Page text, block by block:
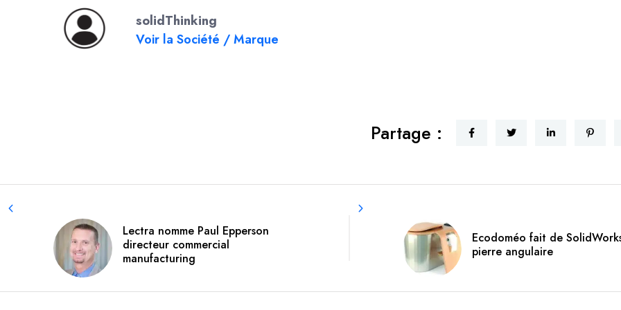
solidThinking
Voir la Société / Marque
Partage :
Lectra nomme Paul Epperson
directeur commercial
manufacturing
Ecodoméo fait de
pierre angulaire